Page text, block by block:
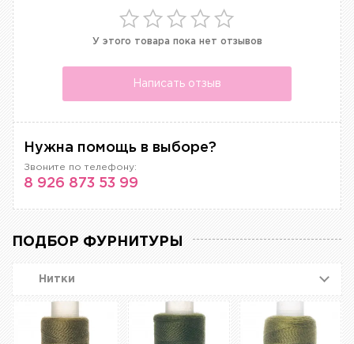
У этого товара пока нет отзывов
Написать отзыв
Нужна помощь в выборе?
Звоните по телефону:
8 926 873 53 99
ПОДБОР ФУРНИТУРЫ
Нитки